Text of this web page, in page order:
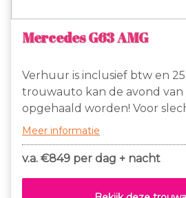
Mercedes G63 AMG
Verhuur is inclusief btw en
trouwauto kan de avond van
opgehaald worden! Voor
dag + nacht te huur,
AMG! Met deze
onvergetelijke entree! 250
binnenkort trouwen, huur
Meer informatie
v.a. €849 per dag + nacht